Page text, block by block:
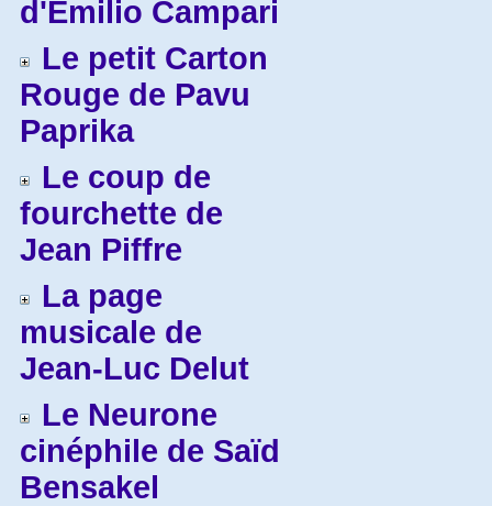
d'Emilio Campari
Le petit Carton
Rouge de Pavu
Paprika
Le coup de
fourchette de
Jean Piffre
La page
musicale de
Jean-Luc Delut
Le Neurone
cinéphile de Saïd
Bensakel